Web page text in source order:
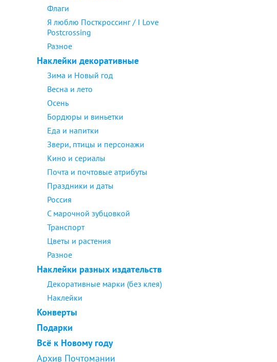
Флаги
Я люблю Посткроссинг / I Love
Postcrossing
Разное
Наклейки декоративные
Зима и Новый год
Весна и лето
Осень
Бордюры и виньетки
Еда и напитки
Звери, птицы и персонажи
Кино и сериалы
Почта и почтовые атрибуты
Праздники и даты
Россия
С марочной зубцовкой
Транспорт
Цветы и растения
Разное
Наклейки разных издательств
Декоративные марки (без клея)
Наклейки
Конверты
Подарки
Всё к Новому году
Архив Почтомании